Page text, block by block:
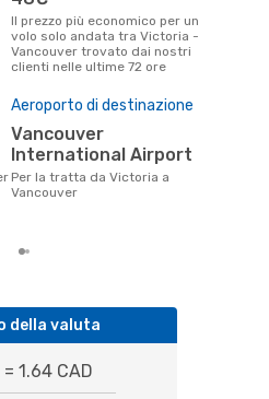
Il prezzo più economico per un
volo solo andata tra Victoria -
Vancouver trovato dai nostri
clienti nelle ultime 72 ore
Aeroporto di destinazione
Vancouver
International Airport
Per la tratta da Victoria a
Vancouver
della valuta
= 1.64 CAD